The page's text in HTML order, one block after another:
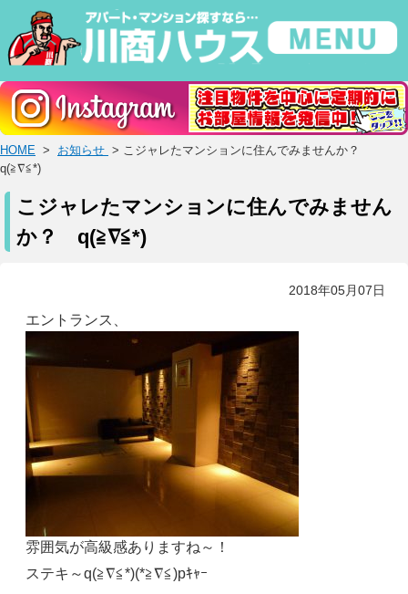
HOME > お知らせ > こジャレたマンションに住んでみませんか？
q(≧∇≦*)
こジャレたマンションに住んでみません
か？ q(≧∇≦*)
2018年05月07日
エントランス、
雰囲気が高級感ありますね～！
ステキ～q(≧∇≦*)(*≧∇≦)pｷｬｰ